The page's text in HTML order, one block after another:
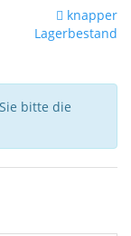
knapper
Lagerbestand
bitte die